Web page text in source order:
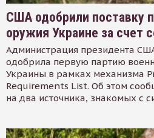
США одобрили поставку
оружия Украине за счет
Администрация президента
одобрила первую партию
Украины в рамках механизма
Requirements List. Об этом
на два источника, знакомых с